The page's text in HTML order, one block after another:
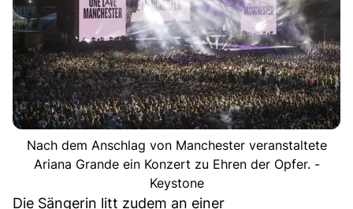
Nach dem Anschlag von Manchester veranstaltete
Ariana Grande ein Konzert zu Ehren der Opfer. -
Keystone
Die Sängerin litt zudem an einer